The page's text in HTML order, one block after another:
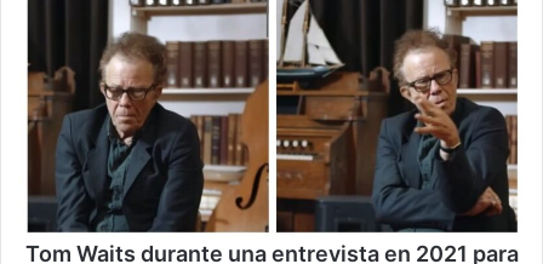
Tom Waits durante una entrevista en 2021 para